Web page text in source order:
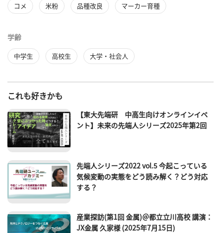
コメ 米粉 品種改良 マーカー育種
学齢
中学生 高校生 大学・社会人
これも好きかも
【東大先端研 中高生向けオンラインイベ
ント】未来の先端人シリーズ2025年第2回
先端人シリーズ2022 vol.5 今起こっている
気候変動の実態をどう読み解く？どう対応
する？
産業探訪(第1回 金属)＠都立立川高校 講演：
JX金属 久家様 (2025年7月15日)